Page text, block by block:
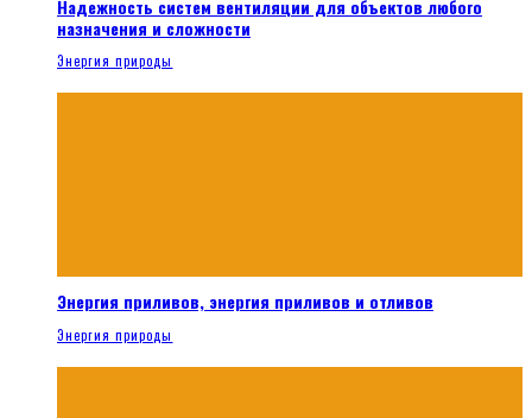
Надежность систем вентиляции для объектов любого
назначения и сложности
Энергия природы
Энергия приливов, энергия приливов и отливов
Энергия природы